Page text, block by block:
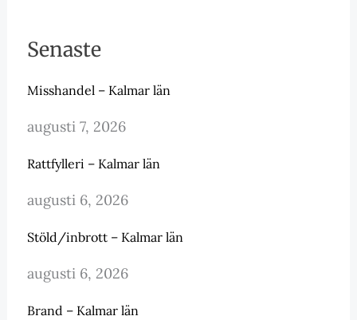
Senaste
Misshandel – Kalmar län
augusti 7, 2026
Rattfylleri – Kalmar län
augusti 6, 2026
Stöld/inbrott – Kalmar län
augusti 6, 2026
Brand – Kalmar län